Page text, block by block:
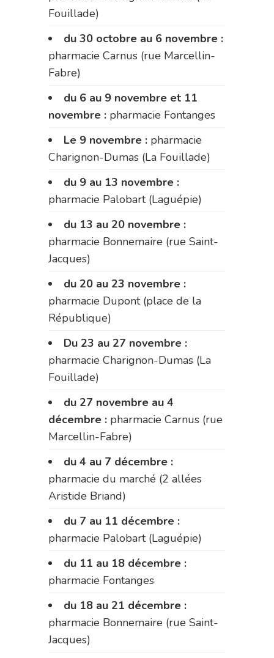
Fouillade)
du 30 octobre au 6 novembre :
pharmacie Carnus (rue Marcellin-
Fabre)
du 6 au 9 novembre et 11
novembre : pharmacie Fontanges
Le 9 novembre : pharmacie
Charignon-Dumas (La Fouillade)
du 9 au 13 novembre :
pharmacie Palobart (Laguépie)
du 13 au 20 novembre :
pharmacie Bonnemaire (rue Saint-
Jacques)
du 20 au 23 novembre :
pharmacie Dupont (place de la
République)
Du 23 au 27 novembre :
pharmacie Charignon-Dumas (La
Fouillade)
du 27 novembre au 4
décembre : pharmacie Carnus (rue
Marcellin-Fabre)
du 4 au 7 décembre :
pharmacie du marché (2 allées
Aristide Briand)
du 7 au 11 décembre :
pharmacie Palobart (Laguépie)
du 11 au 18 décembre :
pharmacie Fontanges
du 18 au 21 décembre :
pharmacie Bonnemaire (rue Saint-
Jacques)